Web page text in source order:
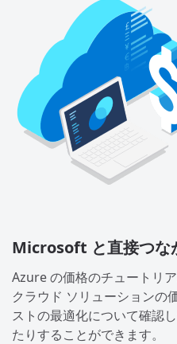
Microsoft と直接つな
Azure の価格のチュートリ
クラウド ソリューションの
ストの最適化について確認
たりすることができます。